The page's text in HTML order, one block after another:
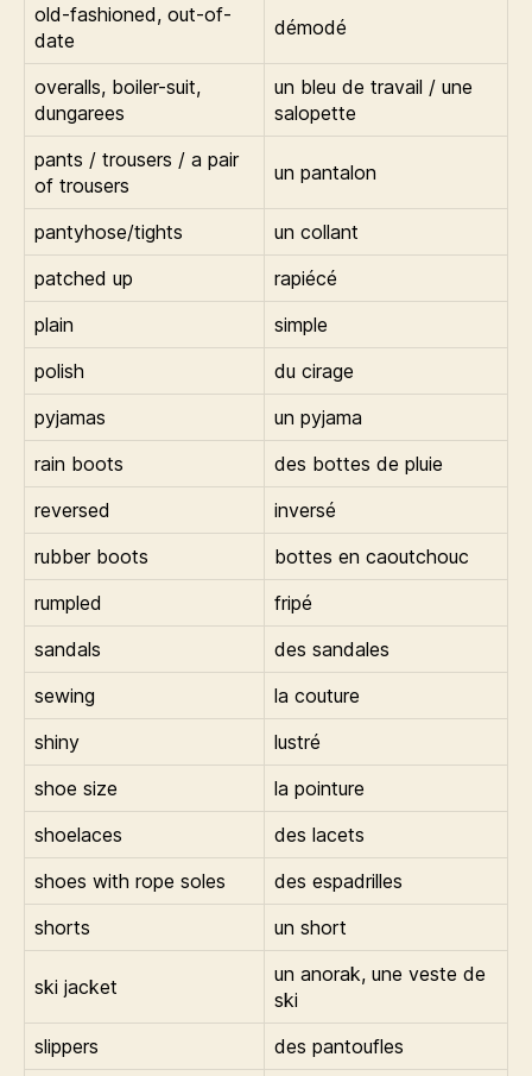
old-fashioned, out-of-
date
démodé
overalls, boiler-suit,
dungarees
un bleu de travail / une
salopette
pants / trousers / a pair
of trousers
un pantalon
pantyhose/tights
un collant
patched up
rapiécé
plain
simple
polish
du cirage
pyjamas
un pyjama
rain boots
des bottes de pluie
reversed
inversé
rubber boots
bottes en caoutchouc
rumpled
fripé
sandals
des sandales
sewing
la couture
shiny
lustré
shoe size
la pointure
shoelaces
des lacets
shoes with rope soles
des espadrilles
shorts
un short
ski jacket
un anorak, une veste de
ski
slippers
des pantoufles